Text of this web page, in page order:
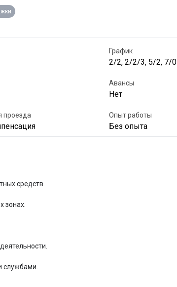
График
2/2, 2/2/3, 5/2, 7/0
Авансы
Нет
проезда Опыт работы
Без опыта
cpeдств.
зонаx.
службами.